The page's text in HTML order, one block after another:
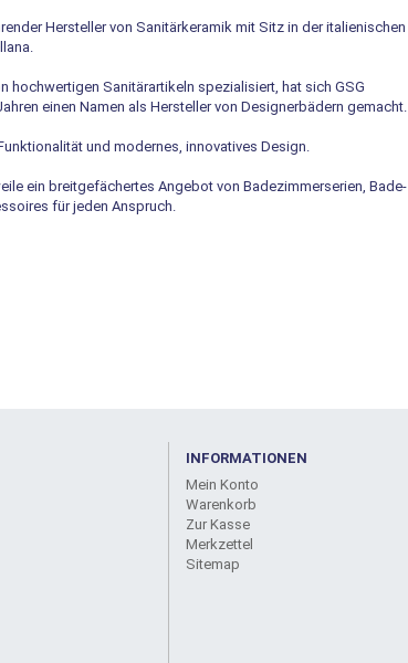
Hersteller von Sanitärkeramik mit Sitz in der italienischen
hochwertigen Sanitärartikeln spezialisiert, hat sich GSG
einen Namen als Hersteller von Designerbädern gemacht.
und modernes, innovatives Design.
ein breitgefächertes Angebot von Badezimmerserien, Bade-
für jeden Anspruch.
INFORMATIONEN
Mein Konto
Warenkorb
Zur Kasse
Merkzettel
Sitemap